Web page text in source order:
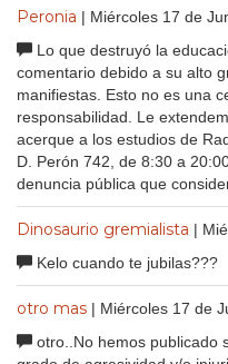
Peronia | Miércoles 17 de
Lo que destruyó la
comentario debido a su alto
manifiestas. Esto no es una
responsabilidad. Le
acerque a los estudios de
D. Perón 742, de 8:30 a
denuncia pública que
Dinosaurio gremialista |
Kelo cuando te jubilas???
otro mas | Miércoles 17 de
otro..No hemos publicado